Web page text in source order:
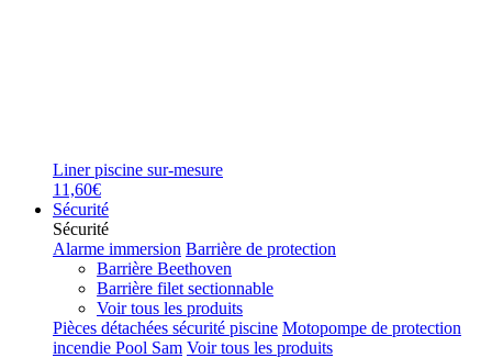
Liner piscine sur-mesure
11,60€
Sécurité
Sécurité
Alarme immersion Barrière de protection
Barrière Beethoven
Barrière filet sectionnable
Voir tous les produits
Pièces détachées sécurité piscine Motopompe de protection
incendie Pool Sam Voir tous les produits